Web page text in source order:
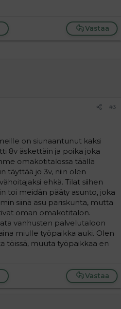
Vastaa
#3
on siunaantunut kaksi
8v äskettäin ja poika joka
omakotitalossa täällä
täyttää jo 3v, niin olen
ehkä. Tilat siihen
toi meidän pääty asunto, joka
siinä asu pariskunta, mutta
oman omakotitalon.
vanhusten palvelutaloon
miulle työpaikka auki. Olen
töissä, muuta työpaikkaa en
Vastaa